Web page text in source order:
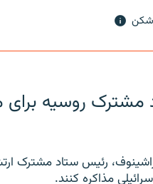
روسیه برای
رئیس ستاد مشترک
مذاکره کنند.